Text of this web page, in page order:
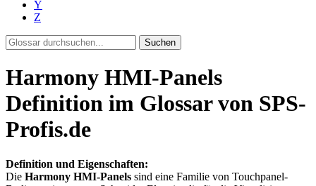
Y
Z
Suchen
Harmony HMI-Panels
Definition im Glossar von SPS-
Profis.de
Definition und Eigenschaften:
Die Harmony HMI-Panels sind eine Familie von Touchpanel-